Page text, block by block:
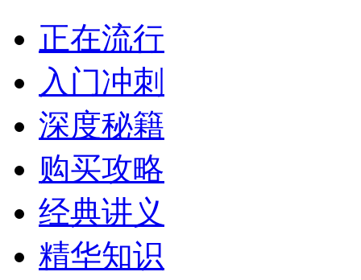
正在流行
入门冲刺
深度秘籍
购买攻略
经典讲义
精华知识